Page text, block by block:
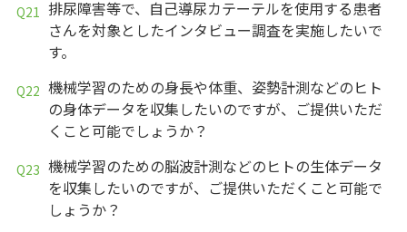
排尿障害等で、自己導尿カテーテルを使用する患者
さんを対象としたインタビュー調査を実施したいで
す。
機械学習のための身長や体重、姿勢計測などのヒト
の身体データを収集したいのですが、ご提供いただ
くこと可能でしょうか？
機械学習のための脳波計測などのヒトの生体データ
を収集したいのですが、ご提供いただくこと可能で
しょうか？